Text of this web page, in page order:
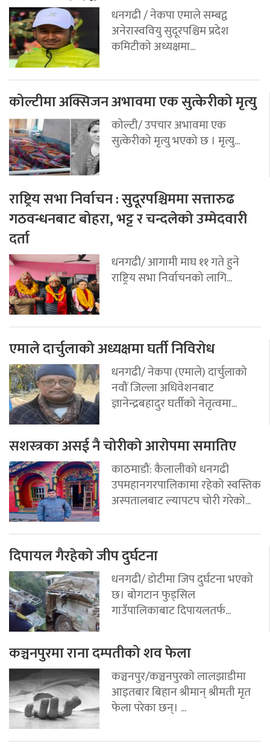
धनगढी / नेकपा एमाले सम्बद्व
अनेरास्ववियु सुदूरपश्चिम प्रदेश
कमिटीको अध्यक्षमा...
कोल्टीमा अक्सिजन अभावमा एक सुत्केरीको मृत्यु
कोल्टी/ उपचार अभावमा एक
सुत्केरीको मृत्यु भएको छ । मृत्यु...
राष्ट्रिय सभा निर्वाचन : सुदूरपश्चिममा सत्तारुढ
गठवन्धनबाट बोहरा, भट्ट र चन्दलेको उम्मेदवारी
दर्ता
धनगढी/ आगामी माघ ११ गते हुने
राष्ट्रिय सभा निर्वाचनको लागि...
एमाले दार्चुलाको अध्यक्षमा घर्ती निविरोध
धनगढी/ नेकपा (एमाले) दार्चुलाको
नवौं जिल्ला अधिवेशनबाट
ज्ञानेन्द्रबहादुर घर्तीको नेतृत्वमा...
सशस्त्रका असई नै चोरीको आरोपमा समातिए
काठमाडौं: कैलालीको धनगढी
उपमहानगरपालिकामा रहेको स्वस्तिक
अस्पतालबाट ल्यापटप चोरी गरेको...
दिपायल गैरहेको जीप दुर्घटना
धनगढी/ डोटीमा जिप दुर्घटना भएको
छ। बोगटान फुड्सिल
गाउँपालिकाबाट दिपायलतर्फ...
कञ्चनपुरमा राना दम्पतीको शव फेला
कञ्चनपुर/कञ्चनपुरको लालझाडीमा
आइतबार बिहान श्रीमान् श्रीमती मृत
फेला परेका छन्। ...